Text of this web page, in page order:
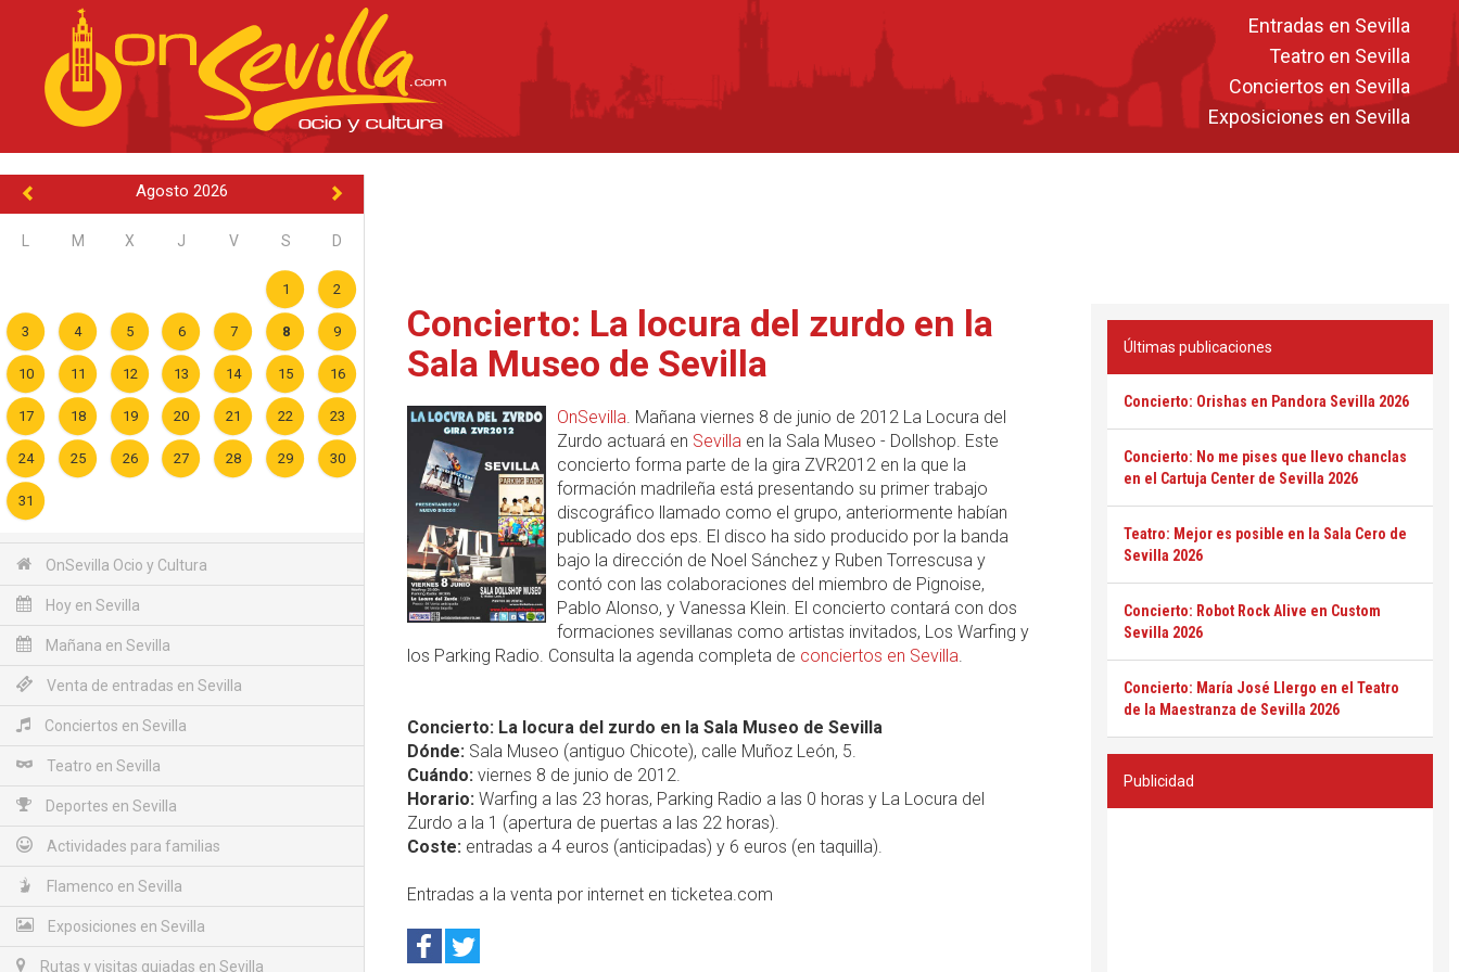
Entradas en Sevilla
Teatro en Sevilla
Conciertos en Sevilla
Exposiciones en Sevilla
Agosto 2026
M X J V S D
1 2
3 4 5 6 7 8 9
10 11 12 13 14 15 16
17 18 19 20 21 22 23
24 25 26 27 28 29 30
31
OnSevilla Ocio y Cultura
Hoy en Sevilla
Mañana en Sevilla
Venta de entradas en Sevilla
Conciertos en Sevilla
Teatro en Sevilla
Deportes en Sevilla
Actividades para familias
Flamenco en Sevilla
Exposiciones en Sevilla
Rutas y visitas guiadas en Sevilla
Concierto: La locura del zurdo en la
Sala Museo de Sevilla
OnSevilla. Mañana viernes 8 de junio de 2012 La Locura del
Zurdo actuará en Sevilla en la Sala Museo - Dollshop. Este
concierto forma parte de la gira ZVR2012 en la que la
formación madrileña está presentando su primer trabajo
discográfico llamado como el grupo, anteriormente habían
publicado dos eps. El disco ha sido producido por la banda
bajo la dirección de Noel Sánchez y Ruben Torrescusa y
contó con las colaboraciones del miembro de Pignoise,
Pablo Alonso, y Vanessa Klein. El concierto contará con dos
formaciones sevillanas como artistas invitados, Los Warfing y
los Parking Radio. Consulta la agenda completa de conciertos en Sevilla.
Concierto: La locura del zurdo en la Sala Museo de Sevilla
Dónde: Sala Museo (antiguo Chicote), calle Muñoz León, 5.
Cuándo: viernes 8 de junio de 2012.
Horario: Warfing a las 23 horas, Parking Radio a las 0 horas y La Locura del
Zurdo a la 1 (apertura de puertas a las 22 horas).
Coste: entradas a 4 euros (anticipadas) y 6 euros (en taquilla).
Entradas a la venta por internet en ticketea.com
Últimas publicaciones
Concierto: Orishas en Pandora Sevilla 2026
Concierto: No me pises que llevo chanclas
en el Cartuja Center de Sevilla 2026
Teatro: Mejor es posible en la Sala Cero de
Sevilla 2026
Concierto: Robot Rock Alive en Custom
Sevilla 2026
Concierto: María José Llergo en el Teatro
de la Maestranza de Sevilla 2026
Publicidad